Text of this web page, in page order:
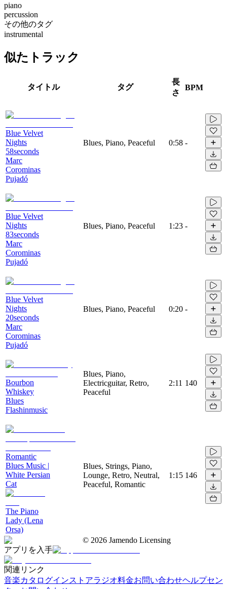
piano
percussion
その他のタグ
instrumental
似たトラック
タイトル タグ
長
さ
BPM
Blue Velvet
Nights
58seconds
Marc
Corominas
Pujadó
Blues, Piano, Peaceful 0:58 -
Blue Velvet
Nights
83seconds
Marc
Corominas
Pujadó
Blues, Piano, Peaceful 1:23 -
Blue Velvet
Nights
20seconds
Marc
Corominas
Pujadó
Blues, Piano, Peaceful 0:20 -
Bourbon
Whiskey
Blues
Flashinmusic
Blues, Piano,
Electricguitar, Retro,
Peaceful
2:11 140
Romantic
Blues Music |
White Persian
Cat
The Piano
Lady (Lena
Orsa)
Blues, Strings, Piano,
Lounge, Retro, Neutral,
Peaceful, Romantic
1:15 146
© 2026 Jamendo Licensing
アプリを入手
関連リンク
音楽カタログインストアラジオ料金お問い合わせヘルプセン